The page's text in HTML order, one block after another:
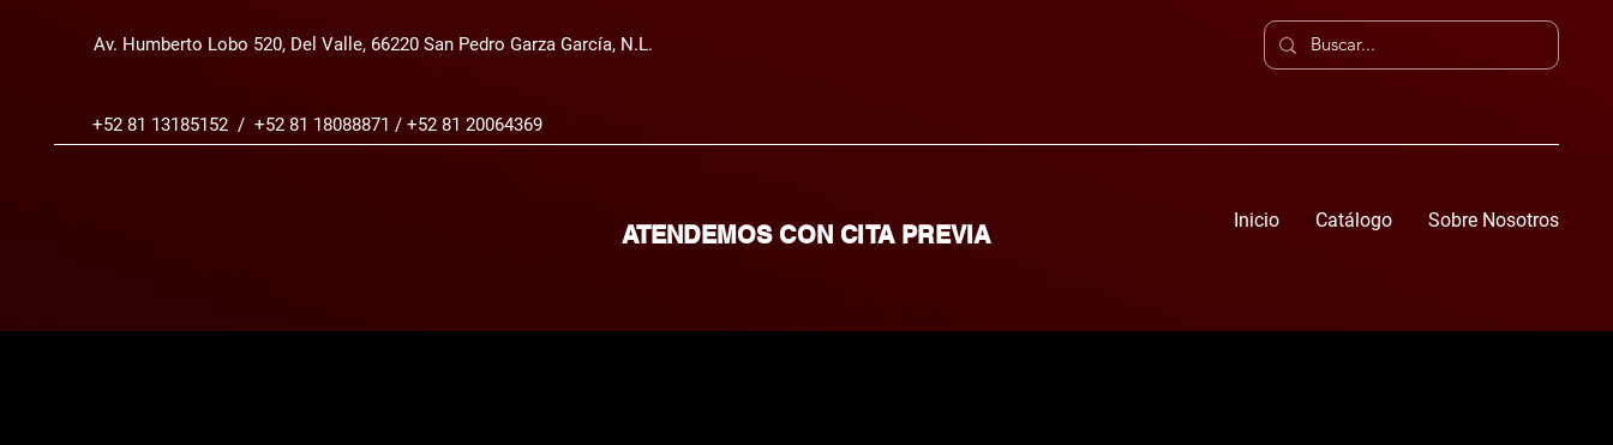
Av. Humberto Lobo 520, Del Valle, 66220 San Pedro Garza García, N.L.
+52 81 13185152 / +52 81 18088871 / +52 81 20064369
Inicio Catálogo Sobre Nosotros
ATENDEMOS CON CITA PREVIA